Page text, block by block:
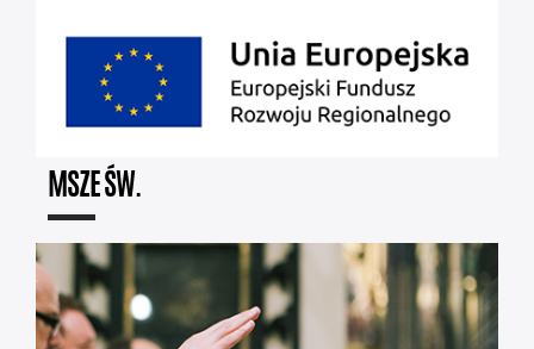
MSZE ŚW.